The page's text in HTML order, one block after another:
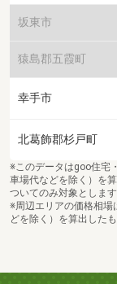
坂東市
猿島郡五霞町
幸手市
北葛飾郡杉戸町
※このデータはgoo住宅
車場代などを除く）を
ついてのみ対象とします
※周辺エリアの価格相
どを除く）を算出したも